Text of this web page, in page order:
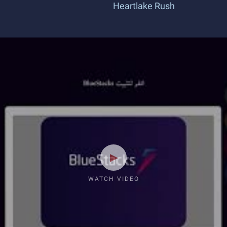
Heartlake Rush
WATCH VIDEO